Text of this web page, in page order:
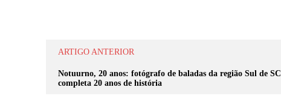
ARTIGO ANTERIOR
Notuurno, 20 anos: fotógrafo de baladas da região Sul de SC
completa 20 anos de história